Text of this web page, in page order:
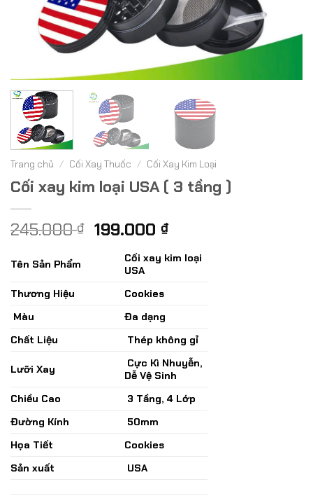
Trang chủ / Cối Xay Thuốc / Cối Xay Kim Loại
Cối xay kim loại USA ( 3 tầng )
245.000₫ Giá
245.000 ₫.
199.000 ₫Giá
tại
Tên Sản Phẩm
Cối xay kim loại
USA
Thương Hiệu
Cookies
Màu
Đa dạng
Chất Liệu
Thép không gỉ
Lưỡi Xay
Cực Kì Nhuyễn,
Dễ Vệ Sinh
Chiều Cao
3 Tầng, 4 Lớp
Đường Kính
50mm
Họa Tiết
Cookies
Sản xuất
USA